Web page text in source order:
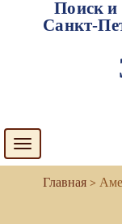
Поиск и
Санкт-
Toggle
navigation